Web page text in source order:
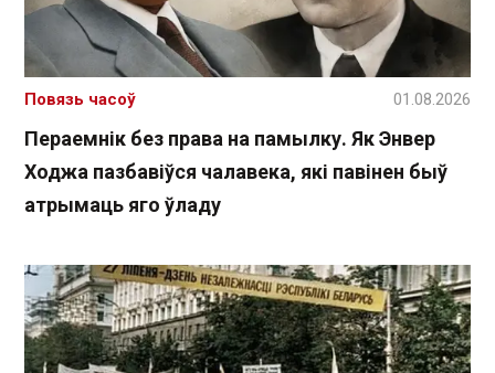
Пераемнік без права на памылку. Як Энвер
Ходжа пазбавіўся чалавека, які павінен быў
атрымаць яго ўладу
Повязь часоў 01.08.2026